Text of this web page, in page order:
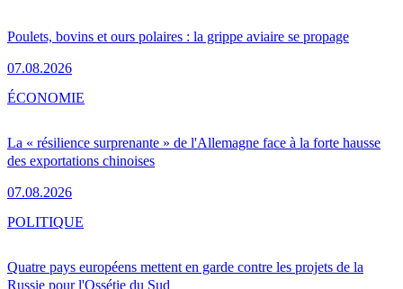
Poulets, bovins et ours polaires : la grippe aviaire se propage
07.08.2026
La « résilience surprenante » de l'Allemagne face à la forte hausse
des exportations chinoises
07.08.2026
ÉCONOMIE
Quatre pays européens mettent en garde contre les projets de la
Russie pour l'Ossétie du Sud
POLITIQUE